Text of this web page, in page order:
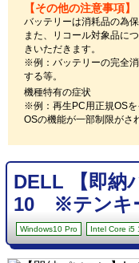
【その他の注意事項】
バッテリーは消耗品の為
また、リコール対象品に
きいただきます。
※例：バッテリーの完全
する等。
機種特有の症状
※例：再生PC用正規OS
OSの機能が一部制限がさ
DELL 【即納
10 ※テンキ
Windows10 Pro Intel Core i5